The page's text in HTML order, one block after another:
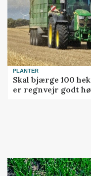
PLANTER
Skal bjærge 100
er regnvejr godt